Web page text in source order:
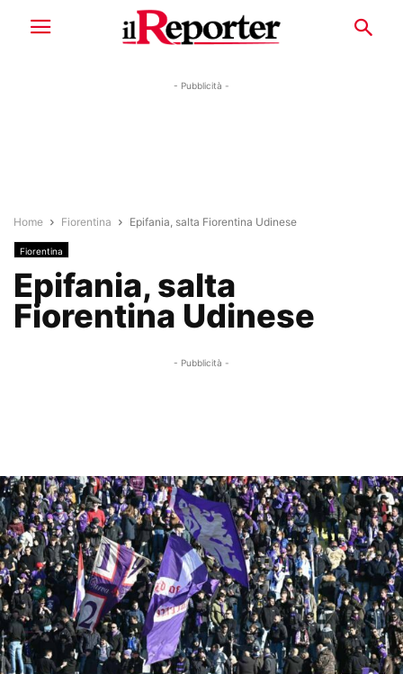
- Pubblicità -
Home Fiorentina Epifania, salta Fiorentina Udinese
Fiorentina
Epifania, salta
Fiorentina Udinese
- Pubblicità -